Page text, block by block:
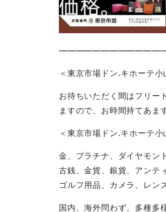
＜東京市場ドン.キホーテ
お待ちいただく間はフリー
ますので、お時間持てあま
＜東京市場ドン.キホーテ
金、プラチナ、ダイヤモン
古銭、金貨、銀貨、アンテ
ゴルフ用品、カメラ、レン
国内、海外問わず、多種多